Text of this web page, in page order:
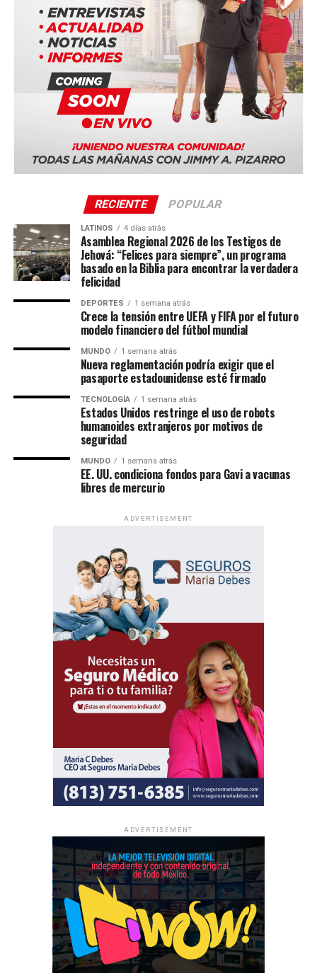
Bucarest, Rumania
Ciudad de Panamá, Panamá (Panama Convention
Quito, Ecuador
Sevilla, España
La serie mundial también incluye sedes en Costa Rica,
Portugal, Sudáfrica y Tailandia.
Un evento de alcance mundial
Las Asambleas Regionales “Felices para siempre” se
celebran en más de 230 países, mediante la organización
de más de 6,000 asambleas presentadas en más de 500
Por su parte, las Asambleas Internacionales ofrecerán el
permitiendo que personas de diversas culturas e idiomas
participen de un mismo contenido bíblico.
Además del programa espiritual, los delegados
internacionales participarán en actividades de predicación
local y en oportunidades de intercambio de ánimo con
hermanos de distintas partes del mundo.
Al igual que las asambleas regionales, la entrada a todas
las asambleas internacionales es completamente gratuita
y no se realizan colectas de dinero.
La información oficial sobre fechas, lugares y el programa
completo de las Asambleas Regionales e Internacionales
está disponible en JW.ORG.
RECIENTE POPULAR
LATINOS 4 días atrás
Asamblea Regional 2026 de los Testigos de
Jehová: “Felices para siempre”, un programa
basado en la Biblia para encontrar la verdadera
felicidad
DEPORTES 1 semana atrás
Crece la tensión entre UEFA y FIFA por el futuro
modelo financiero del fútbol mundial
MUNDO 1 semana atrás
Nueva reglamentación podría exigir que el
pasaporte estadounidense esté firmado
TECNOLOGÍA 1 semana atrás
Estados Unidos restringe el uso de robots
humanoides extranjeros por motivos de
seguridad
MUNDO 1 semana atrás
EE. UU. condiciona fondos para Gavi a vacunas
libres de mercurio
ADVERTISEMENT
ADVERTISEMENT